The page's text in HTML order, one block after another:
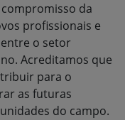
da
profissionais e
o setor
Acreditamos que
para o
as futuras
do campo.